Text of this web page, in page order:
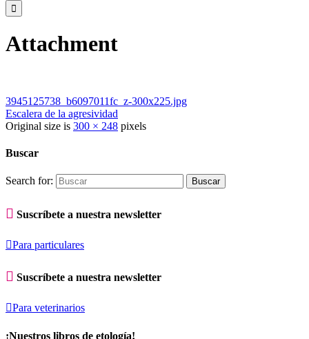

Attachment
3945125738_b6097011fc_z-300x225.jpg
Escalera de la agresividad
Original size is 300 × 248 pixels
Buscar
Search for:
 Suscríbete a nuestra newsletter
Para particulares
 Suscríbete a nuestra newsletter
Para veterinarios
¡Nuestros libros de etología!